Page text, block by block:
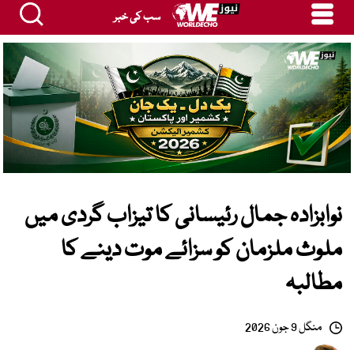
سب کی خبر
نوابزادہ جمال رئیسانی کا تیزاب گردی میں
ملوث ملزمان کو سزائے موت دینے کا
مطالبہ
منگل 9 جون 2026